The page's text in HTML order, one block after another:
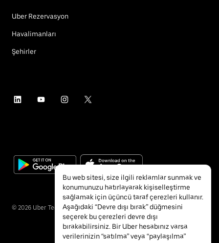
Uber Rezervasyon
Havalimanları
Şehirler
© 2026 Uber Technologies Inc.
Bu web sitesi, size ilgili reklamlar sunmak ve
konumunuzu hatırlayarak kişiselleştirme
sağlamak için üçüncü taraf çerezleri kullanır.
Aşağıdaki “Devre dışı bırak” düğmesini
seçerek bu çerezleri devre dışı
bırakabilirsiniz. Bir Uber hesabınız varsa
verilerinizin “satılma” veya “paylaşılma”